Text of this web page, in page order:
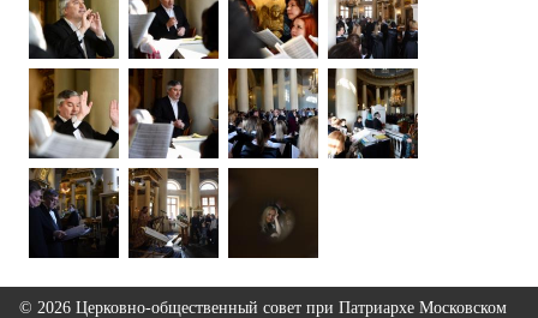
© 2026 Церковно-общественный совет при Патриархе Московском